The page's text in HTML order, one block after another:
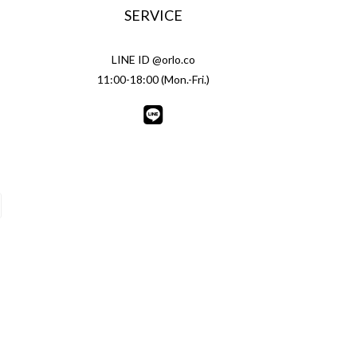
SERVICE
LINE ID @orlo.co
11:00-18:00 (Mon.-Fri.)